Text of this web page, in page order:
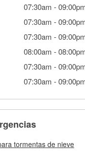
07:30am -
07:30am -
07:30am -
08:00am -
07:30am -
07:30am -
tormentas de nieve